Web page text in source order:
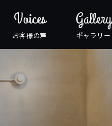
Voices
お客様の声
Gallery
ギャラリー